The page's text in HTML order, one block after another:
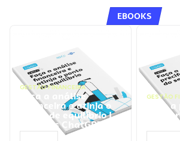
EBOOKS
GESTÃO FINANCEIRA
Faça a análise
financeira e atinja o
ponto de equilíbrio |
Prompts ChatGPT
GESTÃO
Faça
seu